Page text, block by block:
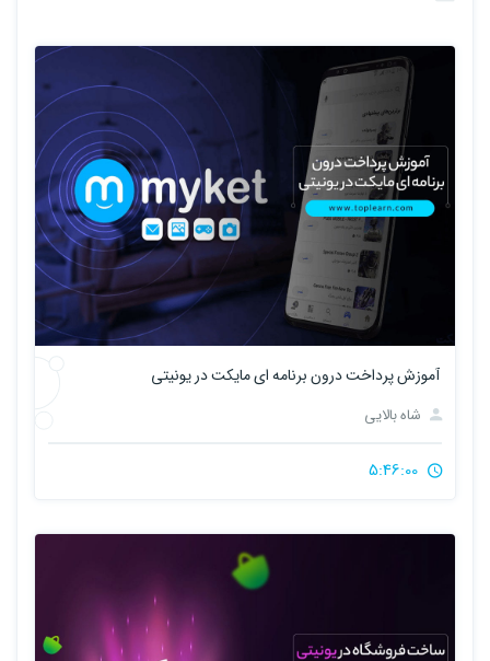
آموزش پرداخت درون برنامه ای مایکت در یونیتی
شاه بالایی